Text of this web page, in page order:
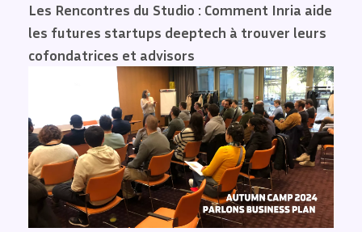
Les Rencontres du Studio : Comment Inria aide
les futures startups deeptech à trouver leurs
cofondatrices et advisors